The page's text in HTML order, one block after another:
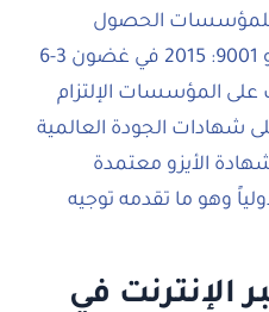
للمؤسسات الحصول
على شهادة إدارة الجودة أيزو 9001: 2015 في غضون 3-6
المؤسسات الإلتزام
شهادات الجودة العالمية
الأيزو معتمدة
وهو ما تقدمه توجيه
الإنترنت في